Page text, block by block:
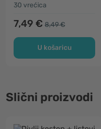
30 vrećica
7,49 € 8,49 €
U košaricu
Slični proizvodi